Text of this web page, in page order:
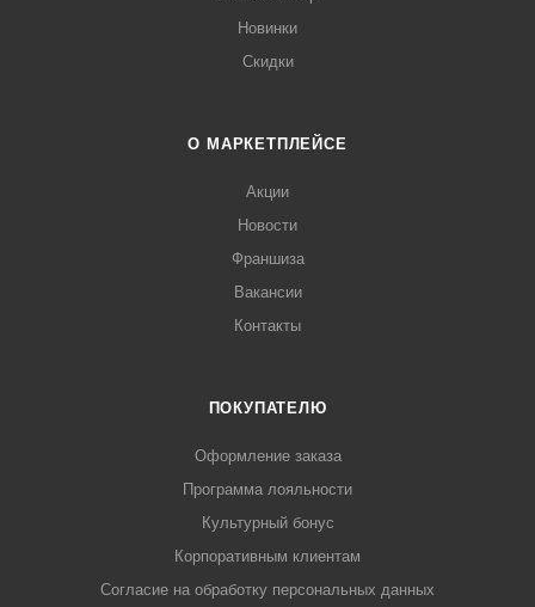
Новинки
Скидки
О МАРКЕТПЛЕЙСЕ
Акции
Новости
Франшиза
Вакансии
Контакты
ПОКУПАТЕЛЮ
Оформление заказа
Программа лояльности
Культурный бонус
Корпоративным клиентам
Согласие на обработку персональных данных